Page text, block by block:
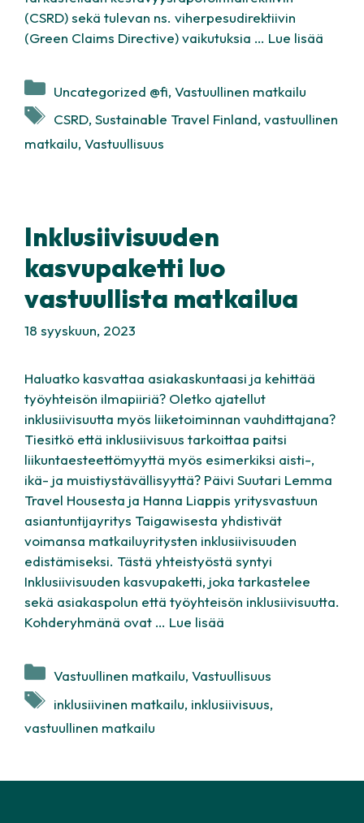
(CSRD) sekä tulevan ns. viherpesudirektiivin
(Green Claims Directive) vaikutuksia … Lue lisää
Kategoriat
Uncategorized @fi, Vastuullinen matkailu
Avainsanat
CSRD, Sustainable Travel Finland, vastuullinen
matkailu, Vastuullisuus
Inklusiivisuuden
kasvupaketti luo
vastuullista matkailua
18 syyskuun, 2023
Haluatko kasvattaa asiakaskuntaasi ja kehittää
työyhteisön ilmapiiriä? Oletko ajatellut
inklusiivisuutta myös liiketoiminnan vauhdittajana?
Tiesitkö että inklusiivisuus tarkoittaa paitsi
liikuntaesteettömyyttä myös esimerkiksi aisti-,
ikä- ja muistiystävällisyyttä? Päivi Suutari Lemma
Travel Housesta ja Hanna Liappis yritysvastuun
asiantuntijayritys Taigawisesta yhdistivät
voimansa matkailuyritysten inklusiivisuuden
edistämiseksi. Tästä yhteistyöstä syntyi
Inklusiivisuuden kasvupaketti, joka tarkastelee
sekä asiakaspolun että työyhteisön inklusiivisuutta.
Kohderyhmänä ovat … Lue lisää
Kategoriat
Vastuullinen matkailu, Vastuullisuus
Avainsanat
inklusiivinen matkailu, inklusiivisuus,
vastuullinen matkailu